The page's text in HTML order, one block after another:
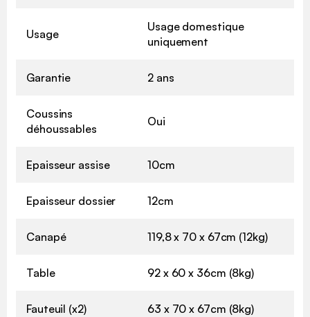
Usage
Usage domestique
uniquement
Garantie 2 ans
Coussins
déhoussables
Oui
Epaisseur assise 10cm
Epaisseur dossier 12cm
Canapé 119,8 x 70 x 67cm (12kg)
Table 92 x 60 x 36cm (8kg)
Fauteuil (x2) 63 x 70 x 67cm (8kg)